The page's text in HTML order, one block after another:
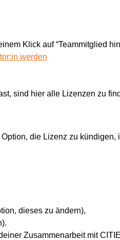
Klick auf “Teammitglied
werden
sind hier alle Lizenzen zu
die Lizenz zu kündigen,
dieses zu ändern),
Zusammenarbeit mit